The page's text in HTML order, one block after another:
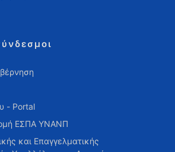
- Portal
ΕΣΠΑ ΥΝΑΝΠ
και Επαγγελματικής